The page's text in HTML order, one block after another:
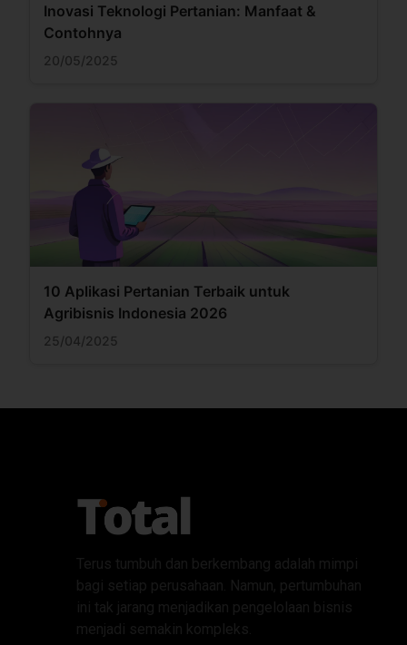
Inovasi Teknologi Pertanian: Manfaat &
Contohnya
20/05/2025
10 Aplikasi Pertanian Terbaik untuk
Agribisnis Indonesia 2026
25/04/2025
Terus tumbuh dan berkembang adalah mimpi
bagi setiap perusahaan. Namun, pertumbuhan
ini tak jarang menjadikan pengelolaan bisnis
menjadi semakin kompleks.